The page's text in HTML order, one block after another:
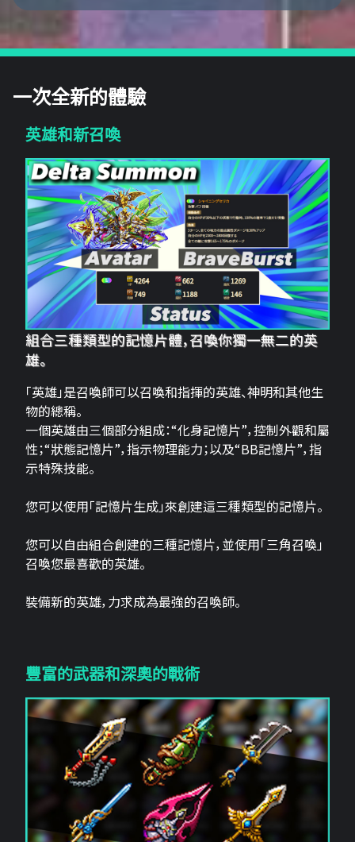
一次全新的體驗
英雄和新召喚
組合三種類型的記憶片體，召喚你獨一無二的英
雄。
「英雄」是召喚師可以召喚和指揮的英雄、神明和其他生
物的總稱。
一個英雄由三個部分組成：“化身記憶片”，控制外觀和屬
性；“狀態記憶片”，指示物理能力；以及“BB記憶片”，指
示特殊技能。
您可以使用「記憶片生成」來創建這三​​種類型的記憶片。
您可以自由組合創建的三種記憶片，並使用「三角召喚」
召喚您最喜歡的英雄。
裝備新的英雄，力求成為最強的召喚師。
豐富的武器和深奧的戰術